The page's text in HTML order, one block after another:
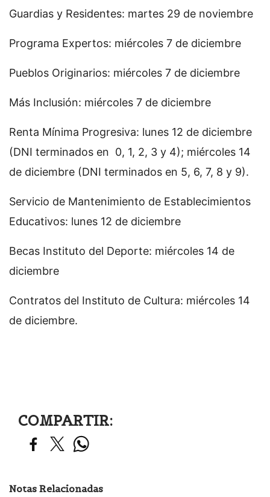
Guardias y Residentes: martes 29 de noviembre
Programa Expertos: miércoles 7 de diciembre
Pueblos Originarios: miércoles 7 de diciembre
Más Inclusión: miércoles 7 de diciembre
Renta Mínima Progresiva: lunes 12 de diciembre
(DNI terminados en 0, 1, 2, 3 y 4); miércoles 14
de diciembre (DNI terminados en 5, 6, 7, 8 y 9).
Servicio de Mantenimiento de Establecimientos
Educativos: lunes 12 de diciembre
Becas Instituto del Deporte: miércoles 14 de
diciembre
Contratos del Instituto de Cultura: miércoles 14
de diciembre.
COMPARTIR:
Notas Relacionadas